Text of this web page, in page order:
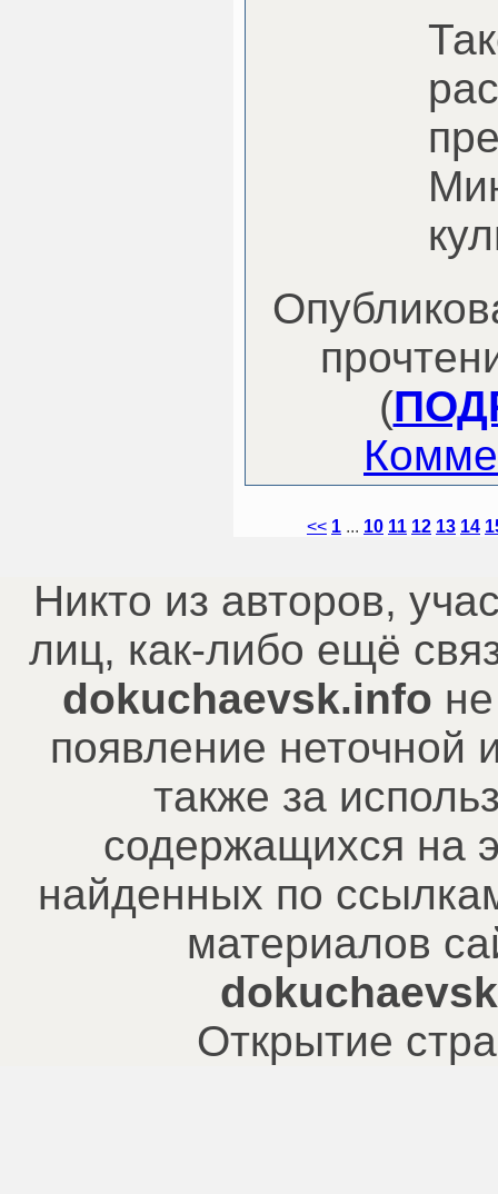
(
<< 1 ... 10 11 12 13 14
Никто из авторов,
лиц, как-либо ещё
dokuchaevsk.info
появление
также за
содержащихся на
найденных по
материалов
Открытие